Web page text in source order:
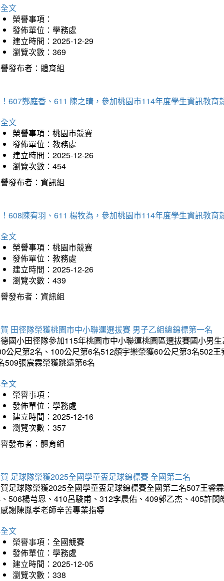
文
榮譽事項：
發佈單位：學務處
建立時間：2025-12-29
瀏覽次數：369
發布者：體育組
607鄭庭香、611 陳之晴，參加桃園市114年度學生資訊教育
文
榮譽事項：桃園市競賽
發佈單位：教務處
建立時間：2025-12-26
瀏覽次數：454
發布者：資訊組
608陳宥羽、611 楊牧為，參加桃園市114年度學生資訊教育
文
榮譽事項：桃園市競賽
發佈單位：教務處
建立時間：2025-12-26
瀏覽次數：439
發布者：資訊組
田徑隊榮獲桃園市中小聯運選拔賽 男子乙組總錦標第一名
國小田徑隊參加115年桃園市中小聯運桃園區選拔賽國小男
公尺第2名、100公尺第6名512顏宇樂榮獲60公尺第3名502
509張宸霖榮獲跳遠第6名
文
榮譽事項：
發佈單位：學務處
建立時間：2025-12-16
瀏覽次數：357
發布者：體育組
足球隊榮獲2025全國學童盃足球錦標賽 全國第二名
足球隊榮獲2025全國學童盃足球錦標賽全國第二名507王睿
506楊芎恩、410呂駿甫、312李晨佑、409郭乙杰、405許
謝陳胤孝老師辛苦專業指導
文
榮譽事項：全國競賽
發佈單位：學務處
建立時間：2025-12-05
瀏覽次數：338